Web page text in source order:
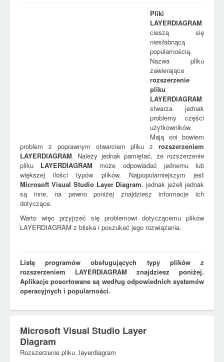
Pliki
LAYERDIAGRAM
cieszą się
niesłabnącą
popularnością.
Nazwa pliku
zawierająca
rozszerzenie
pliku
LAYERDIAGRAM
stwarza jednak
problemy części
użytkowników.
Mają oni bowiem
problem z poprawnym otwarciem pliku z rozszerzeniem
LAYERDIAGRAM. Należy jednak pamiętać, że rozszerzenie
pliku LAYERDIAGRAM może odpowiadać jednemu lub
większej ilości typów plików. Najpopularniejszym jest
Microsoft Visual Studio Layer Diagram, jednak jeżeli jednak
są inne, na pewno poniżej znajdziesz informacje ich
dotyczące.
Warto więc przyjrzeć się problemowi dotyczącemu plików
LAYERDIAGRAM z bliska i poszukać jego rozwiązania.
Listę programów obsługujących typy plików z
rozszerzeniem LAYERDIAGRAM znajdziesz poniżej.
Aplikacje posortowane są według odpowiednich systemów
operacyjnych i popularności.
Microsoft Visual Studio Layer
Diagram
Rozszerzenie pliku .layerdiagram